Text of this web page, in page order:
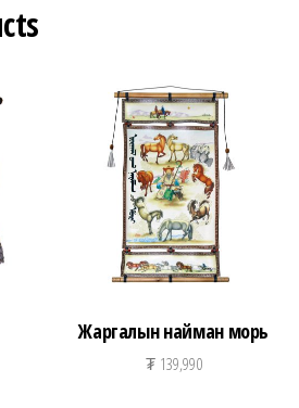
Жаргалын найман морь
₮139,990